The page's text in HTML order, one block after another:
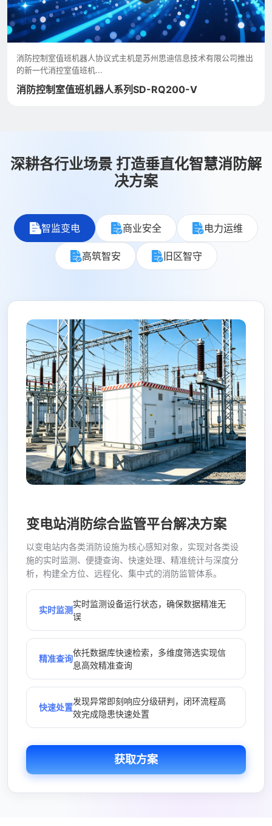
消防控制室值班机器人协议式主机是苏州思迪信息技术有限公司推出
的新一代消控室值班机...
消防控制室值班机器人系列SD-RQ200-V
深耕各行业场景 打造垂直化智慧消防解
决方案
智监变电 商业安全 电力运维
高筑智安 旧区智守
变电站消防综合监管平台解决方案
以变电站内各类消防设施为核心感知对象，实现对各类设
施的实时监测、便捷查询、快速处理、精准统计与深度分
析，构建全方位、远程化、集中式的消防监管体系。
实时监测
实时监测设备运行状态，确保数据精准无
误
精准查询
依托数据库快速检索，多维度筛选实现信
息高效精准查询
快速处置
发现异常即刻响应分级研判，闭环流程高
效完成隐患快速处置
获取方案